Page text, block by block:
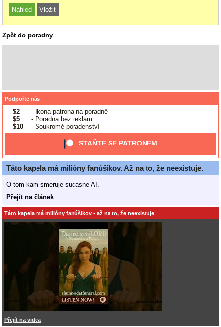
Zpět do poradny
Podpořte nás
$2
- Ikona patrona na poradně
$5
- Poradna bez reklam
$10
- Soukromé poradenství
STAŇTE SE PATRONEM
Táto kapela má milióny fanúšikov. Až na to, že neexistuje.
O tom kam smeruje sucasne AI.
Přejít na článek
Táto kapela má milióny fanúšikov - až na to, že neexistuje
Přejít na videa